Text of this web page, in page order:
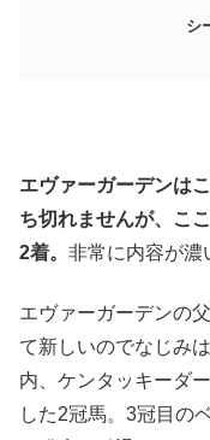
シ
エヴァーガーデンは
ち切れませんが、こ
2着。 非常に内容が濃
エヴァーガーデンの
て新しいのでなじみ
内、ケンタッキーダ
した2冠馬。3冠目の